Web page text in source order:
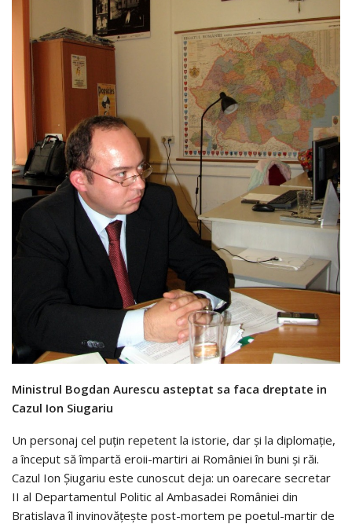
Ministrul Bogdan Aurescu asteptat sa faca dreptate in
Cazul Ion Siugariu
Un personaj cel puţin repetent la istorie, dar şi la diplomaţie,
a început să împartă eroii-martiri ai României în buni şi răi.
Cazul Ion Şiugariu este cunoscut deja: un oarecare secretar
II al Departamentul Politic al Ambasadei României din
Bratislava îl invinovăţeşte post-mortem pe poetul-martir de